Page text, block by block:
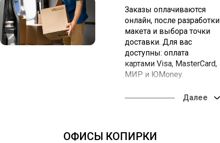
Заказы оплачиваются
онлайн, после разработки
макета и выбора точки
доставки. Для вас
доступны: оплата
картами Visa, MasterCard,
МИР и ЮMoney.
Вы можете забрать заказ
в наших офисах или
ОФИСЫ КОПИРКИ